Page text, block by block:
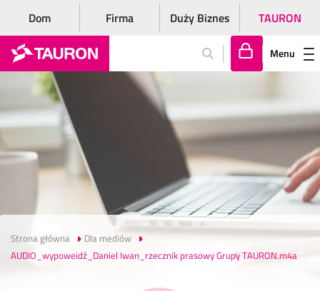
Dom Firma Duży Biznes TAURON
lo
gu
j
si
ę
Menu
Strona główna
Dla mediów
AUDIO_wypoweidź_Daniel Iwan_rzecznik prasowy Grupy TAURON.m4a